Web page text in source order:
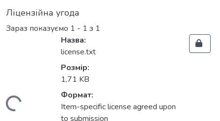
Ліцензійна угода
Зараз показуємо 1 - 1 з 1
Назва:
license.txt
Розмір:
1,71 KB
Формат:
Item-specific license agreed upon
to submission